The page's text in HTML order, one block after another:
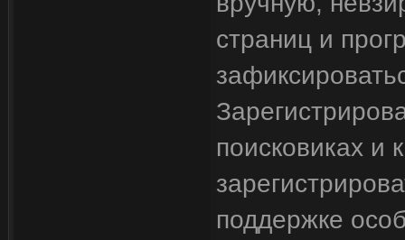
страниц и
поисковиках и
поддержке